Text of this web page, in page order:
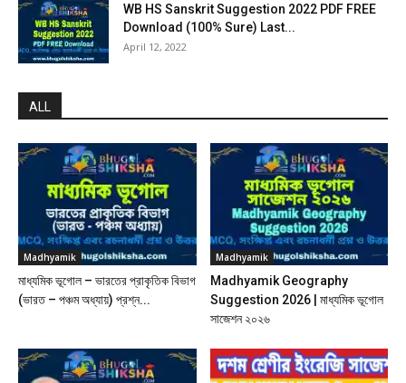
WB HS Sanskrit Suggestion 2022 PDF FREE
Download (100% Sure) Last...
April 12, 2022
ALL
Madhyamik
মাধ্যমিক ভূগোল – ভারতের প্রাকৃতিক বিভাগ
(ভারত – পঞ্চম অধ্যায়) প্রশ্ন...
Madhyamik
Madhyamik Geography
Suggestion 2026 | মাধ্যমিক ভূগোল
সাজেশন ২০২৬